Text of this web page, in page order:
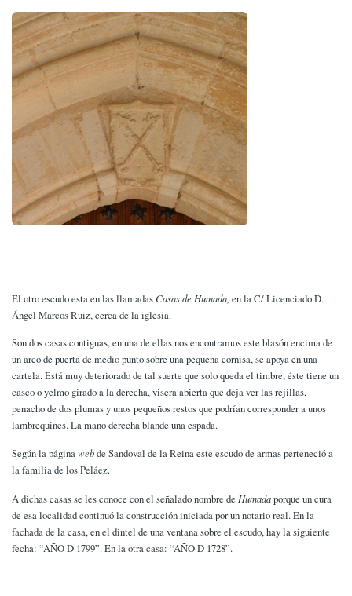
El otro escudo esta en las llamadas Casas de Humada, en la C/ Licenciado D.
Ángel Marcos Ruiz, cerca de la iglesia.
Son dos casas contiguas, en una de ellas nos encontramos este blasón encima de
un arco de puerta de medio punto sobre una pequeña cornisa, se apoya en una
cartela. Está muy deteriorado de tal suerte que solo queda el timbre, éste tiene un
casco o yelmo girado a la derecha, visera abierta que deja ver las rejillas,
penacho de dos plumas y unos pequeños restos que podrían corresponder a unos
lambrequines. La mano derecha blande una espada.
Según la páginawebde Sandoval de la Reina este escudo de armas perteneció a
la familia de los Peláez.
A dichas casas se les conoce con el señalado nombre de Humadaporque un cura
de esa localidad continuó la construcción iniciada por un notario real. En la
fachada de la casa, en el dintel de una ventana sobre el escudo, hay la siguiente
fecha: “AÑO D 1799”. En la otra casa: “AÑO D 1728”.